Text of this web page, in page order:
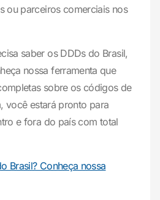
ou parceiros comerciais nos
saber os DDDs do Brasil,
nossa ferramenta que
sobre os códigos de
você estará pronto para
e fora do país com total
Brasil? Conheça nossa